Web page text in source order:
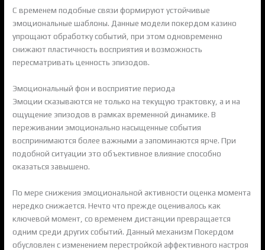
С временем подобные связи формируют устойчивые
эмоциональные шаблоны. Данные модели покердом казино
упрощают обработку событий, при этом одновременно
снижают пластичность восприятия и возможность
пересматривать ценность эпизодов.
Эмоциональный фон и восприятие периода
Эмоции сказываются не только на текущую трактовку, а и на
ощущение эпизодов в рамках временной динамике. В
переживании эмоционально насыщенные события
воспринимаются более важными а запоминаются ярче. При
подобной ситуации это объективное влияние способно
оказаться завышено.
По мере снижения эмоциональной активности оценка момента
нередко снижается. Нечто что прежде оценивалось как
ключевой момент, со временем дистанции превращается
одним среди других событий. Данный механизм Покердом
обусловлен с изменением перестройкой аффективного настроя